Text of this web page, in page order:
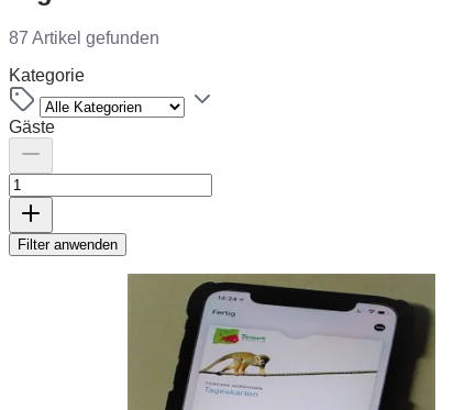
87 Artikel gefunden
Kategorie
Gäste
Filter anwenden